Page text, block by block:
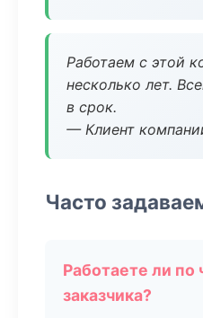
Работаем с этой
несколько лет.
в срок.
— Клиент
Часто
Работаете ли
заказчика?